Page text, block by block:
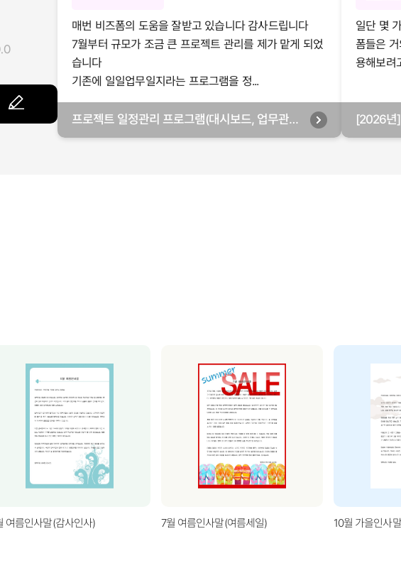
매번 비즈폼의 도움을 잘받고 있습니다 감사드립니다
7월부터 규모가 조금 큰 프로젝트 관리를 제가 맡게 되었
습니다
기존에 일일업무일지라는 프로그램을 정...
프로젝트 일정관리 프로그램(대시보드, 업무관리,
일단 몇
폼들은
용해보려
[2026년
여름인사말(감사인사) 7월 여름인사말(여름세일) 10월 가을인사